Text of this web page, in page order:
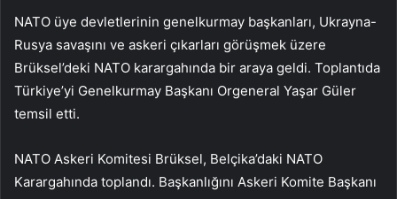
NATO üye devletlerinin genelkurmay başkanları, Ukrayna-
Rusya savaşını ve askeri çıkarları görüşmek üzere
Brüksel’deki NATO karargahında bir araya geldi. Toplantıda
Türkiye’yi Genelkurmay Başkanı Orgeneral Yaşar Güler
temsil etti.
NATO Askeri Komitesi Brüksel, Belçika’daki NATO
Karargahında toplandı. Başkanlığını Askeri Komite Başkanı